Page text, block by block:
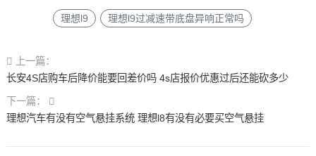
理想l9 理想l9过减速带底盘异响正常吗
上一篇：
长安4S店购车后降价能要回差价吗 4s店报价优惠过后还能砍多少
下一篇：
理想汽车有没有空气悬挂系统 理想l8有没有必要买空气悬挂